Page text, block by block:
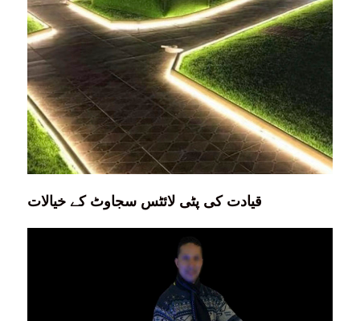
قیادت کی پٹی لائٹس سجاوٹ کے خیالات